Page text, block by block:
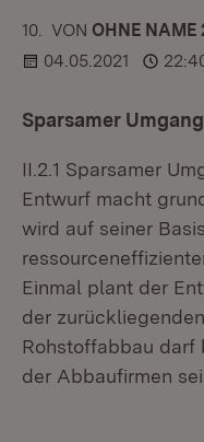
10. KOMMENTAR
VON :OHNE NAME
04.05.2021
Sparsamer
II.2.1 Sparsamer
Entwurf macht
wird auf seiner
Einmal plant der
der
Rohstoffabbau darf
der Abbaufirmen